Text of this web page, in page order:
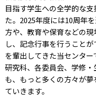
目指す学生への全学的な
た。2025年度には10周年
方や、教育や保育などの
し、記念行事を行うこと
を輩出してきた当センタ
研究科、各委員会、学修
も、もっと多くの方々が
ていきます。